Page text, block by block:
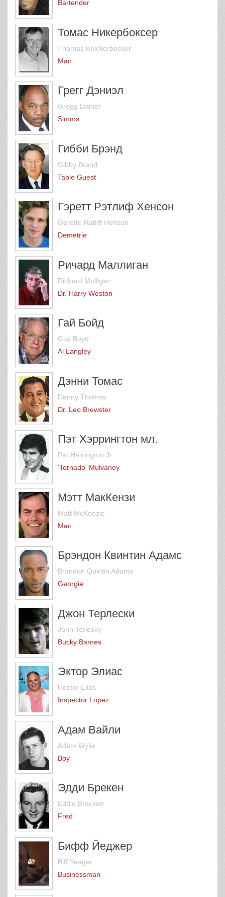
Bartender
Томас Никербоксер
Thomas Knickerbocker
Man
Грегг Дэниэл
Gregg Daniel
Simms
Гибби Брэнд
Gibby Brand
Table Guest
Гэретт Рэтлиф Хенсон
Garette Ratliff Henson
Demetrie
Ричард Маллиган
Richard Mulligan
Dr. Harry Weston
Гай Бойд
Guy Boyd
Al Langley
Дэнни Томас
Danny Thomas
Dr. Leo Brewster
Пэт Хэррингтон мл.
Pat Harrington Jr.
'Tornado' Mulvaney
Мэтт МакКензи
Matt McKenzie
Man
Брэндон Квинтин Адамс
Brandon Quintin Adams
Georgie
Джон Терлески
John Terlesky
Bucky Barnes
Эктор Элиас
Hector Elias
Inspector Lopez
Адам Вайли
Adam Wylie
Boy
Эдди Брекен
Eddie Bracken
Fred
Бифф Йеджер
Biff Yeager
Businessman